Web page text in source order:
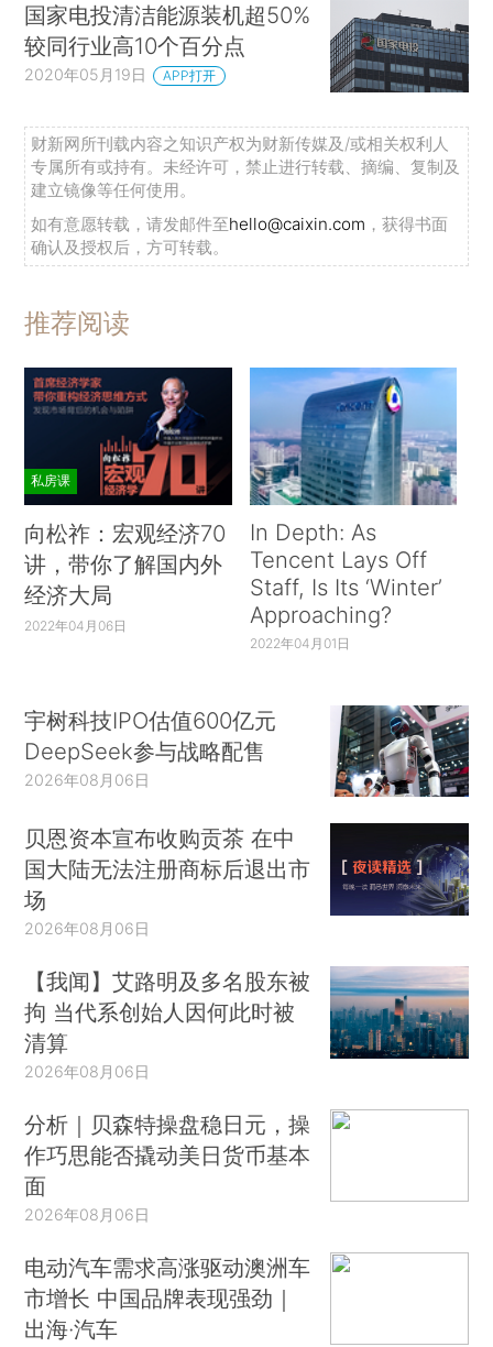
国家电投清洁能源装机超50%
较同行业高10个百分点
2020年05月19日 APP打开
财新网所刊载内容之知识产权为财新传媒及/或相关权利人
专属所有或持有。未经许可，禁止进行转载、摘编、复制及
建立镜像等任何使用。
如有意愿转载，请发邮件至hello@caixin.com ，获得书面
确认及授权后，方可转载。
推荐阅读
私房课
向松祚：宏观经济70
讲，带你了解国内外
经济大局
2022年04月06日
In Depth: As
Tencent Lays Off
Staff, Is Its ‘Winter’
Approaching?
2022年04月01日
宇树科技IPO估值600亿元
DeepSeek参与战略配售
2026年08月06日
贝恩资本宣布收购贡茶 在中
国大陆无法注册商标后退出市
场
2026年08月06日
【我闻】艾路明及多名股东被
拘 当代系创始人因何此时被
清算
2026年08月06日
分析｜贝森特操盘稳日元，操
作巧思能否撬动美日货币基本
面
2026年08月06日
电动汽车需求高涨驱动澳洲车
市增长 中国品牌表现强劲｜
出海·汽车